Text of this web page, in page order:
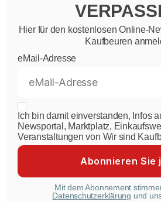
Hier für den kostenlosen Online-
Kaufbeuren
eMail-Adresse
Ich bin damit einverstanden, Infos
Newsportal, Marktplatz,
Veranstaltungen von Wir sind
Mit dem Abonnement
Datenschutzerklärung und